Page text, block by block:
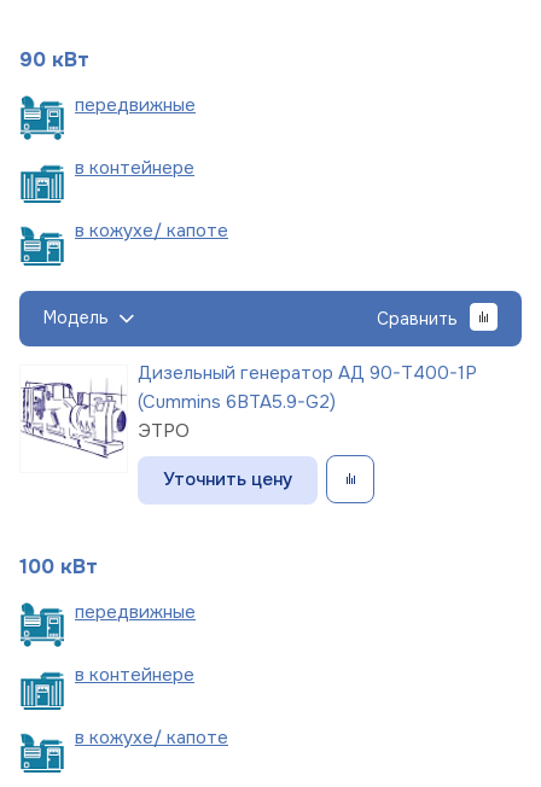
90 кВт
передвижные
в контейнере
в кожухе/ капоте
Модель Сравнить
Дизельный генератор АД 90-Т400-1Р
(Cummins 6BTA5.9-G2)
ЭТРО
Уточнить цену
100 кВт
передвижные
в контейнере
в кожухе/ капоте